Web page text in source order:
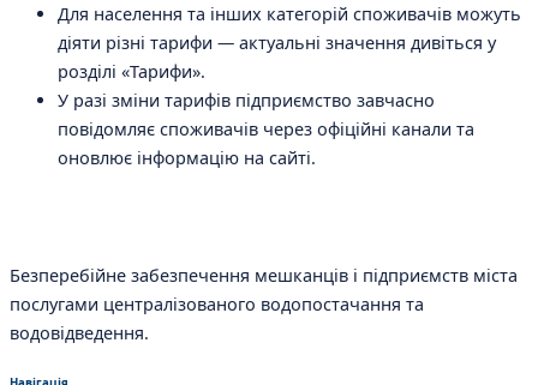
Для населення та інших категорій споживачів можуть
діяти різні тарифи — актуальні значення дивіться у
розділі «Тарифи».
У разі зміни тарифів підприємство завчасно
повідомляє споживачів через офіційні канали та
оновлює інформацію на сайті.
Безперебійне забезпечення мешканців і підприємств міста
послугами централізованого водопостачання та
водовідведення.